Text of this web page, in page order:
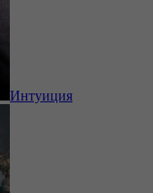
Интуиция